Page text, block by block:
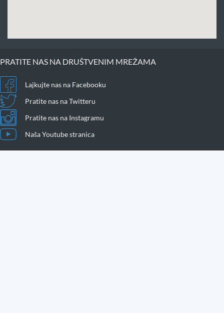
PRATITE NAS NA DRUŠTVENIM MREŽAMA
Lajkujte nas na Facebooku
Pratite nas na Twitteru
Pratite nas na Instagramu
Naša Youtube stranica